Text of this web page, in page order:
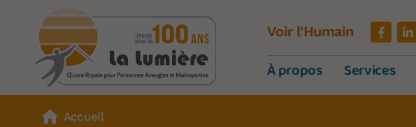
À propos Services
Voir l'Humain
Accueil